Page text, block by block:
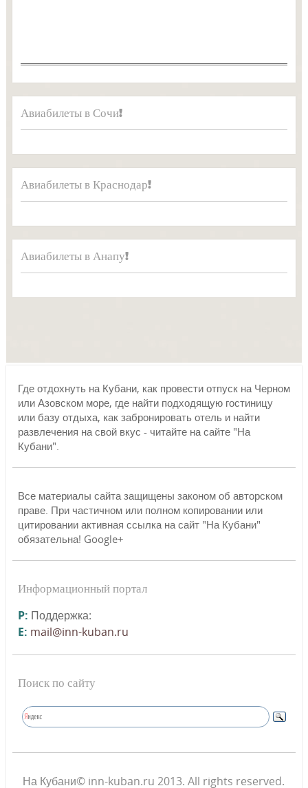
Авиабилеты в Сочи!
Авиабилеты в Краснодар!
Авиабилеты в Анапу!
Где отдохнуть на Кубани, как провести отпуск на Черном
или Азовском море, где найти подходящую гостиницу
или базу отдыха, как забронировать отель и найти
развлечения на свой вкус - читайте на сайте "На
Кубани".
Все материалы сайта защищены законом об авторском
праве. При частичном или полном копировании или
цитировании активная ссылка на сайт "На Кубани"
обязательна! Google+
Информационный портал
P: Поддержка:
E: mail@inn-kuban.ru
Поиск по сайту
На Кубани© inn-kuban.ru 2013. All rights reserved.